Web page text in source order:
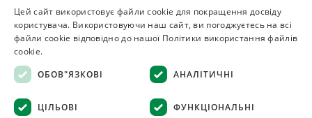
СПЕЦІЇ ТА ПРЯНОЩІ
© 2008–2026 Магазин спецій та прянощів Делюкс, Київ
Всі матеріали на сайті захищені авторським правом
UKRAINIAN
Цей сайт використовує файли cookie для покращення досвіду
користувача. Використовуючи наш сайт, ви погоджуєтесь на всі
файли cookie відповідно до нашої Політики використання файлів
cookie.
ОБОВ"ЯЗКОВІ
АНАЛІТИЧНІ
ЦІЛЬОВІ ФУНКЦІОНАЛЬНІ